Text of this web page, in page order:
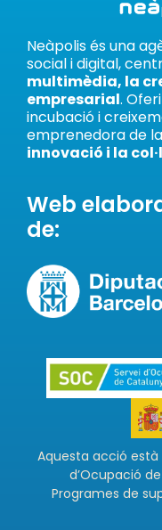
Neàpolis és una
social i digital,
multimèdia, la
empresarial.
incubació i
emprenedora de
innovació i la
Web
de:
Aquesta acció està
d’Ocupació
Programes de